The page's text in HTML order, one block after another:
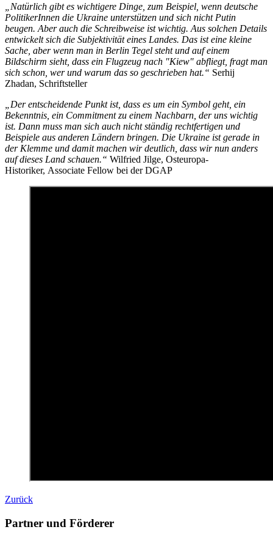
„Natürlich gibt es wichtigere Dinge, zum Beispiel, wenn deutsche
PolitikerInnen die Ukraine unterstützen und sich nicht Putin
beugen. Aber auch die Schreibweise ist wichtig. Aus solchen Details
entwickelt sich die Subjektivität eines Landes. Das ist eine kleine
Sache, aber wenn man in Berlin Tegel steht und auf einem
Bildschirm sieht, dass ein Flugzeug nach "Kiew" abfliegt, fragt man
sich schon, wer und warum das so geschrieben hat.“ Serhij
Zhadan, Schriftsteller
„Der entscheidende Punkt ist, dass es um ein Symbol geht, ein
Bekenntnis, ein Commitment zu einem Nachbarn, der uns wichtig
ist. Dann muss man sich auch nicht ständig rechtfertigen und
Beispiele aus anderen Ländern bringen. Die Ukraine ist gerade in
der Klemme und damit machen wir deutlich, dass wir nun anders
auf dieses Land schauen.“ Wilfried Jilge, Osteuropa-
Historiker, Associate Fellow bei der DGAP
Zurück
Partner und Förderer